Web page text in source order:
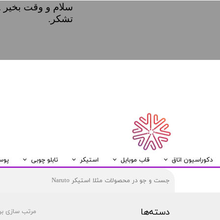
دکوراسیون اتاق قاب موبایل استیکر تابلو چوبی
سلام و وقت بخیر
تشکر.
دسته‌ها مرتب سازی